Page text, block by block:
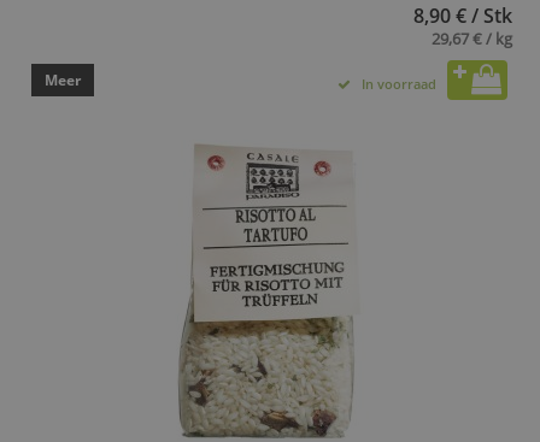
8,90 € / Stk
29,67 € / kg
Meer In voorraad